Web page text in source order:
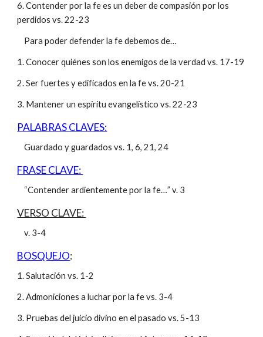
6. Contender por la fe es un deber de compasión por los
perdidos vs. 22-23
Para poder defender la fe debemos de…
1. Conocer quiénes son los enemigos de la verdad vs. 17-19
2. Ser fuertes y edificados en la fe vs. 20-21
3. Mantener un espíritu evangelístico vs. 22-23
PALABRAS CLAVES:
Guardado y guardados vs. 1, 6, 21, 24
FRASE CLAVE:
“Contender ardientemente por la fe…” v. 3
VERSO CLAVE:
v. 3-4
BOSQUEJO:
1. Salutación vs. 1-2
2. Admoniciones a luchar por la fe vs. 3-4
3. Pruebas del juicio divino en el pasado vs. 5-13